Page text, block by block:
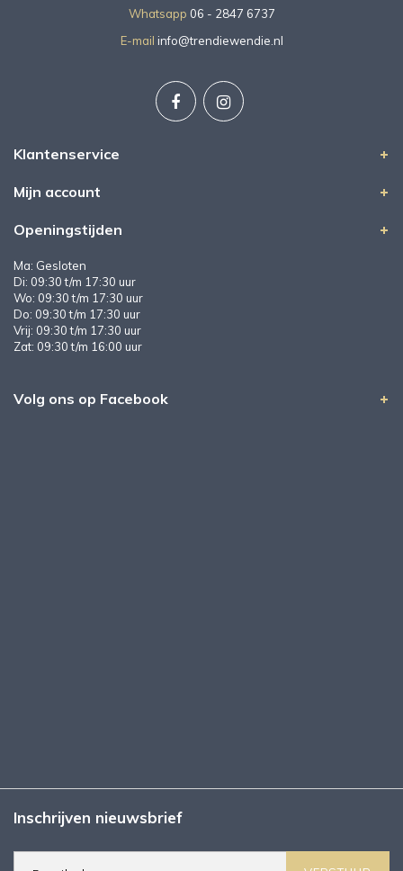
Whatsapp 06 - 2847 6737
E-mail info@trendiewendie.nl
Klantenservice
Mijn account
Openingstijden
Ma: Gesloten
Di: 09:30 t/m 17:30 uur
Wo: 09:30 t/m 17:30 uur
Do: 09:30 t/m 17:30 uur
Vrij: 09:30 t/m 17:30 uur
Zat: 09:30 t/m 16:00 uur
Volg ons op Facebook
Inschrijven nieuwsbrief